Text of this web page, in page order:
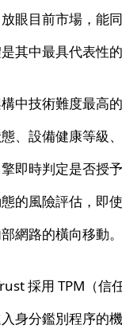
眼目前市場，能
其中最具代表性的
中技術難度最高
、設備健康等級
即時判定是否授
的風險評估，即
網路的橫向移動。
採用 TPM（信
身分鑑別程序的